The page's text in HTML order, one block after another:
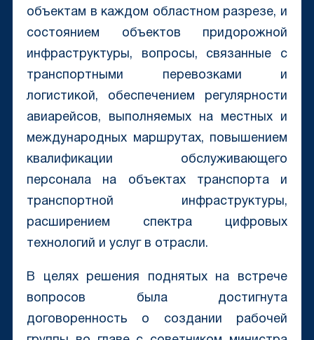
объектам в каждом областном разрезе, и
состоянием объектов придорожной
инфраструктуры, вопросы, связанные с
транспортными перевозками и
логистикой, обеспечением регулярности
авиарейсов, выполняемых на местных и
международных маршрутах, повышением
квалификации обслуживающего
персонала на объектах транспорта и
транспортной инфраструктуры,
расширением спектра цифровых
технологий и услуг в отрасли.
В целях решения поднятых на встрече
вопросов была достигнута
договоренность о создании рабочей